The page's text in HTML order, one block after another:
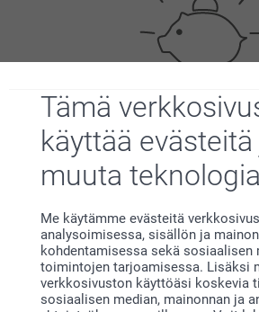
Tämä
käyttää evästeitä
muuta
Me käytämme evästeitä
analysoimisessa, sisällön ja
kohdentamisessa sekä sosiaalisen
toimintojen tarjoamisessa. Lisäksi
verkkosivuston käyttöäsi koskevia
sosiaalisen median, mainonnan ja
Bonusta kaikista
Etsitkö